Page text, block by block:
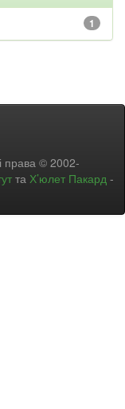
1
права © 2002-
та Х’юлет Пакард -